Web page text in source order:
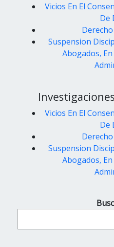
Vicios En El
De
Suspension
Abogados,
Vicios En El
De
Suspension
Abogados,